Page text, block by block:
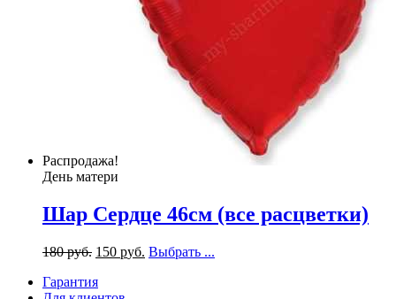
Распродажа!
День матери
Шар Сердце 46см (все расцветки)
180руб. 150 руб. Выбрать ...
Гарантия